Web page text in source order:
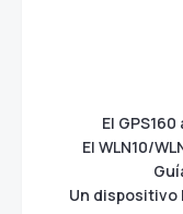
El
El WLN10/
Un dispositivo